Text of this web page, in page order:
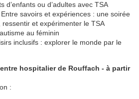
d’enfants ou d’adultes avec TSA
Entre savoirs et expériences : une soirée
et expérimenter le TSA
au féminin
inclusifs : explorer le monde par le
hospitalier de Rouffach - à partir
: